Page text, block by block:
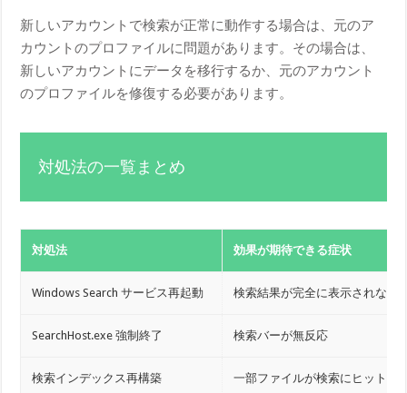
新しいアカウントで検索が正常に動作する場合は、元のア
カウントのプロファイルに問題があります。その場合は、
新しいアカウントにデータを移行するか、元のアカウント
のプロファイルを修復する必要があります。
対処法の一覧まとめ
対処法 効果が期待できる症状
Windows Search サービス再起動 検索結果が完全に表示されない
SearchHost.exe 強制終了 検索バーが無反応
検索インデックス再構築 一部ファイルが検索にヒットし